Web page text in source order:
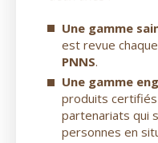
Une gamme
est revue
PNNS.
Une gamme
produits certifiés
partenariats qui
personnes en